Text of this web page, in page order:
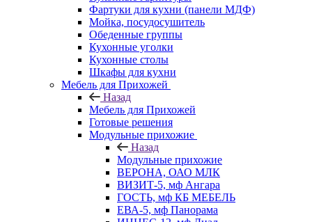
Фартуки для кухни (панели МДФ)
Мойка, посудосушитель
Обеденные группы
Кухонные уголки
Кухонные столы
Шкафы для кухни
Мебель для Прихожей
Назад
Мебель для Прихожей
Готовые решения
Модульные прихожие
Назад
Модульные прихожие
ВЕРОНА, ОАО МЛК
ВИЗИТ-5, мф Ангара
ГОСТЬ, мф КБ МЕБЕЛЬ
ЕВА-5, мф Панорама